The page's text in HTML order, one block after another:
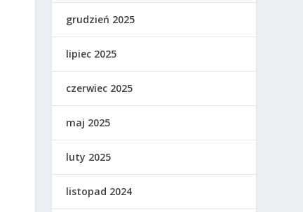
grudzień 2025
lipiec 2025
czerwiec 2025
maj 2025
luty 2025
listopad 2024